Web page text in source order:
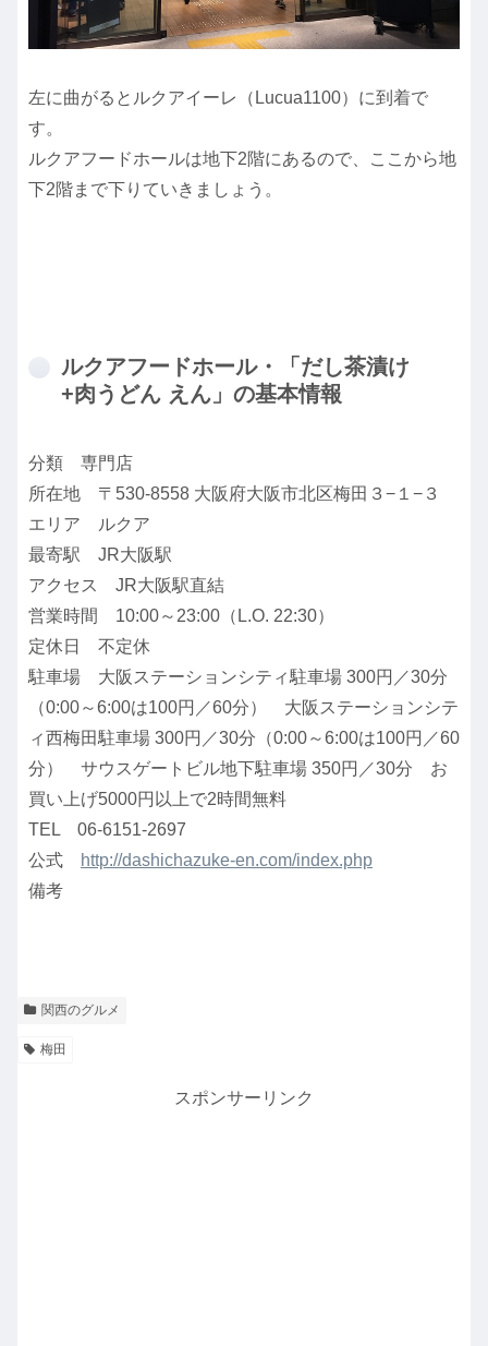
左に曲がるとルクアイーレ（Lucua1100）に到着で
す。
ルクアフードホールは地下2階にあるので、ここから地
下2階まで下りていきましょう。
ルクアフードホール・「だし茶漬け
+肉うどん えん」の基本情報
分類 専門店
所在地 〒530-8558 大阪府大阪市北区梅田３−１−３
エリア ルクア
最寄駅 JR大阪駅
アクセス JR大阪駅直結
営業時間 10:00～23:00（L.O. 22:30）
定休日 不定休
駐車場 大阪ステーションシティ駐車場 300円／30分
（0:00～6:00は100円／60分） 大阪ステーションシテ
ィ西梅田駐車場 300円／30分（0:00～6:00は100円／60
分） サウスゲートビル地下駐車場 350円／30分 お
買い上げ5000円以上で2時間無料
TEL 06-6151-2697
公式
http://dashichazuke-en.com/index.php
備考
関西のグルメ
梅田
スポンサーリンク